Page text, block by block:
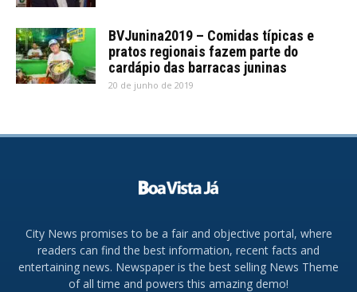
BVJunina2019 – Comidas típicas e
pratos regionais fazem parte do
cardápio das barracas juninas
20 de junho de 2019
City News promises to be a fair and objective portal, where
readers can find the best information, recent facts and
entertaining news. Newspaper is the best selling News Theme
of all time and powers this amazing demo!